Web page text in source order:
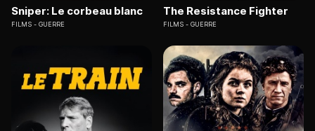
Sniper: Le corbeau blanc
FILMS GUERRE
The Resistance Fighter
FILMS GUERRE